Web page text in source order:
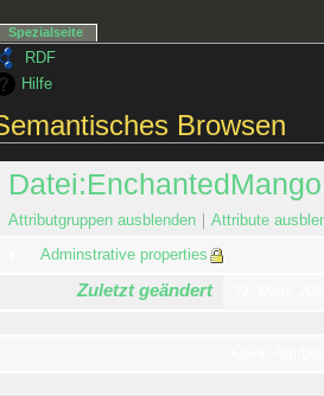
RDF
Hilfe
Browsen
Attributgruppen ausblenden Attribute
Adminstrative properties
Zuletzt geändert
Spezialseite